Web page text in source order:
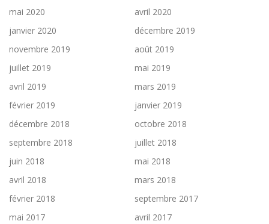
mai 2020
avril 2020
janvier 2020
décembre 2019
novembre 2019
août 2019
juillet 2019
mai 2019
avril 2019
mars 2019
février 2019
janvier 2019
décembre 2018
octobre 2018
septembre 2018
juillet 2018
juin 2018
mai 2018
avril 2018
mars 2018
février 2018
septembre 2017
mai 2017
avril 2017